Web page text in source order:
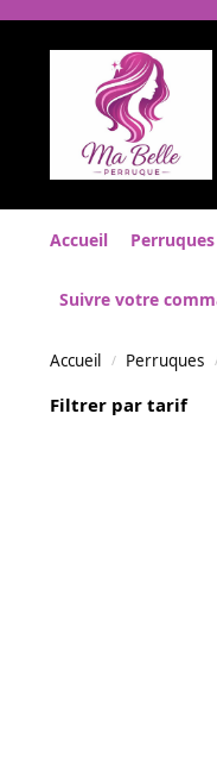
Accueil Perruques
Suivre votre
Accueil / Perruques
Filtrer par tarif